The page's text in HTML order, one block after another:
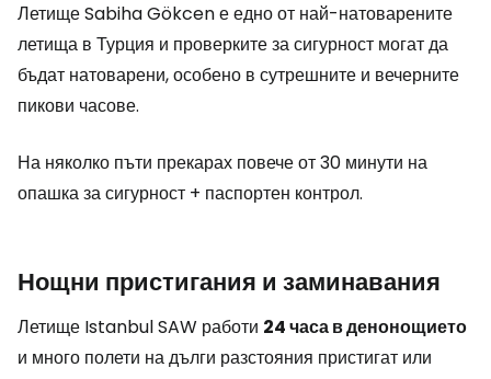
Летище Sabiha Gökcen е едно от най-натоварените
летища в Турция и проверките за сигурност могат да
бъдат натоварени, особено в сутрешните и вечерните
пикови часове.
На няколко пъти прекарах повече от 30 минути на
опашка за сигурност + паспортен контрол.
Нощни пристигания и заминавания
Летище Istanbul SAW работи 24 часа в денонощието
и много полети на дълги разстояния пристигат или